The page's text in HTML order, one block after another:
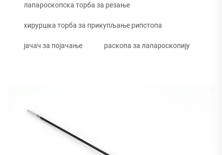
лапароскопска торба за резање
хируршка торба за прикупљање рипстопа
јачач за појачање раскопа за лапароскопију